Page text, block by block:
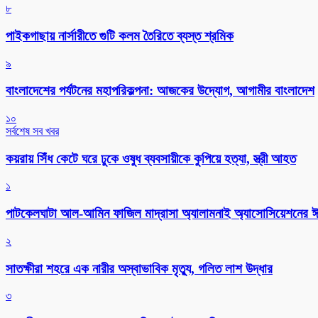
৮
পাইকগাছায় নার্সারীতে গুটি কলম তৈরিতে ব্যস্ত শ্রমিক
৯
বাংলাদেশের পর্যটনের মহাপরিকল্পনা: আজকের উদ্যোগ, আগামীর বাংলাদেশ
১০
সর্বশেষ সব খবর
কয়রায় সিঁধ কেটে ঘরে ঢুকে ওষুধ ব্যবসায়ীকে কুপিয়ে হত্যা, স্ত্রী আহত
১
পাটকেলঘাটা আল-আমিন ফাজিল মাদ্রাসা অ্যালামনাই অ্যাসোসিয়েশনের
২
সাতক্ষীরা শহরে এক নারীর অস্বাভাবিক মৃত্যু, গলিত লাশ উদ্ধার
৩